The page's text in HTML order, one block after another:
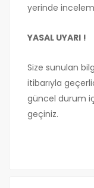
yerinde
YASAL UYARI !
Size sunulan
itibarıyla
güncel durum
geçiniz.